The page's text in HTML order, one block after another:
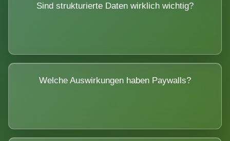
Sind strukturierte Daten wirklich wichtig?
Welche Auswirkungen haben Paywalls?